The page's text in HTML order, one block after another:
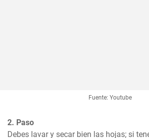
Fuente: Youtube
2. Paso
Debes lavar y secar bien las hojas; si